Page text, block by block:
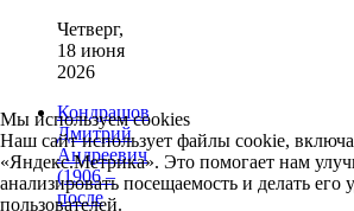
Четверг,
18 июня
2026
Кондрашов
Дмитрий
Андреевич
(1906 –
после
Мы используем cookies
Наш сайт использует файлы cookie,
«Яндекс.Метрика». Это помогает нам
анализировать посещаемость и делать его
пользователей.